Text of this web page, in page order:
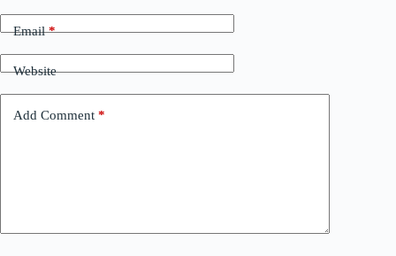
Email*
Website
Add Comment *